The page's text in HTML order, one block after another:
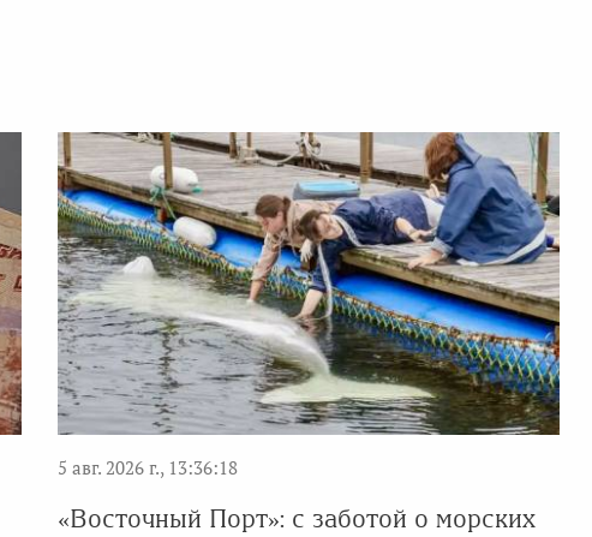
5 авг. 2026 г., 13:36:18
«Восточный Порт»: с заботой о морских